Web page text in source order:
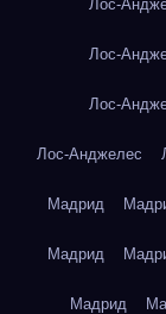
Лос-
Лос-
Лос-
Лос-Анджелес
Мадрид
Мадрид
Мадрид